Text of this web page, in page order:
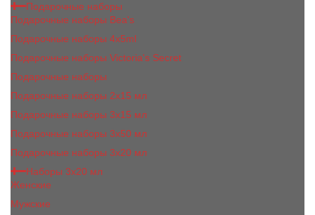
Подарочные наборы
Подарочные наборы Bea's
Подарочные наборы 4х5ml
Подарочные наборы Victoria's Secret
Подарочные наборы
Подарочные наборы 2x15 мл
Подарочные наборы 3х15 мл
Подарочные наборы 3x50 мл
Подарочные наборы 3x20 мл
Наборы 3х20 мл
Женские
Мужские